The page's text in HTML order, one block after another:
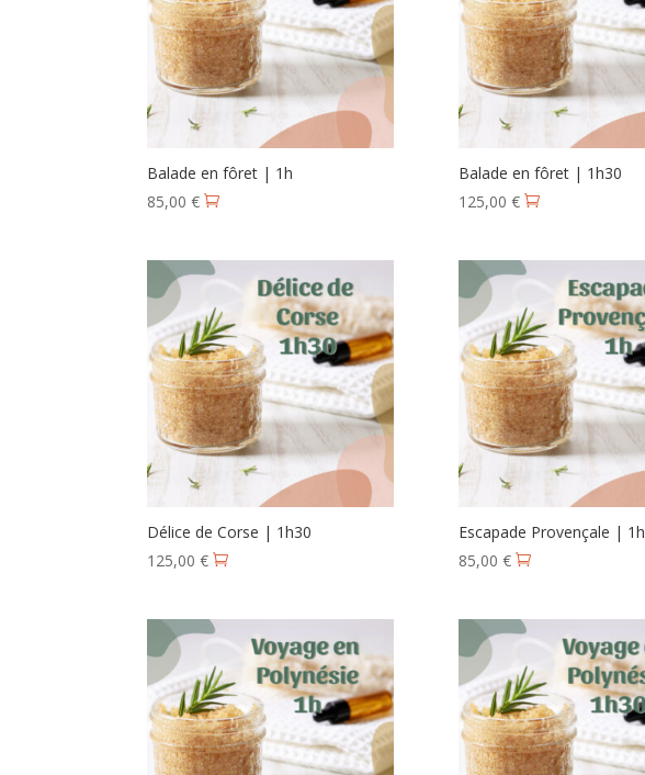
Balade en fôret | 1h
85,00€ 
Balade en fôret | 1h30
125,00 € 
Délice de Corse | 1h30
125,00€ 
Escapade Provençale | 1h
85,00 € 